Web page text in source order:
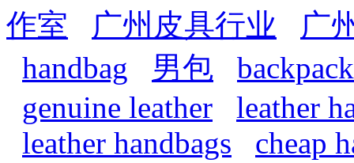
作室
广州皮具行业
广
handbag
男包
backpack
genuine leather
leather
leather handbags
cheap